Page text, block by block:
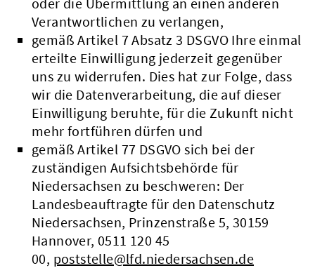
Verantwortlichen zu verlangen,
gemäß Artikel 7 Absatz 3 DSGVO Ihre einmal
erteilte Einwilligung jederzeit gegenüber
uns zu widerrufen. Dies hat zur Folge, dass
wir die Datenverarbeitung, die auf dieser
Einwilligung beruhte, für die Zukunft nicht
mehr fortführen dürfen und
gemäß Artikel 77 DSGVO sich bei der
zuständigen Aufsichtsbehörde für
Niedersachsen zu beschweren: Der
Landesbeauftragte für den Datenschutz
Niedersachsen, Prinzenstraße 5, 30159
Hannover, 0511 120 45
00, poststelle@lfd.niedersachsen.de